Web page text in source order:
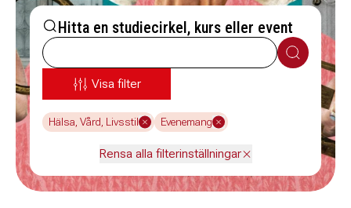
Hitta en studiecirkel, kurs eller event
Sök
Visa filter
Hälsa, Vård, Livsstil Evenemang
Rensa alla filterinställningar